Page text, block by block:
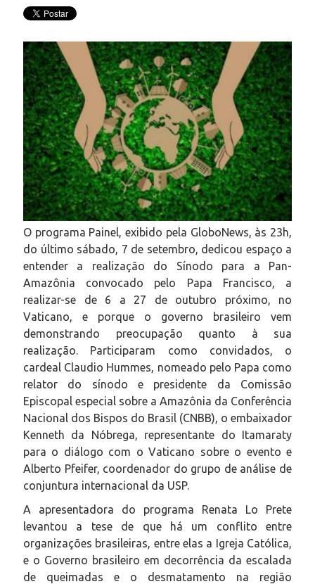
O programa Painel, exibido pela GloboNews, às 23h,
do último sábado, 7 de setembro, dedicou espaço a
entender a realização do Sínodo para a Pan-
Amazônia convocado pelo Papa Francisco, a
realizar-se de 6 a 27 de outubro próximo, no
Vaticano, e porque o governo brasileiro vem
demonstrando preocupação quanto à sua
realização. Participaram como convidados, o
cardeal Claudio Hummes, nomeado pelo Papa como
relator do sínodo e presidente da Comissão
Episcopal especial sobre a Amazônia da Conferência
Nacional dos Bispos do Brasil (CNBB), o embaixador
Kenneth da Nóbrega, representante do Itamaraty
para o diálogo com o Vaticano sobre o evento e
Alberto Pfeifer, coordenador do grupo de análise de
conjuntura internacional da USP.
A apresentadora do programa Renata Lo Prete
levantou a tese de que há um conflito entre
organizações brasileiras, entre elas a Igreja Católica,
e o Governo brasileiro em decorrência da escalada
de queimadas e o desmatamento na região